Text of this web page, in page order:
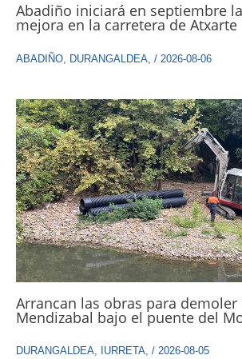
Abadiño iniciará en septiembre
mejora en la carretera de Atxarte
ABADIÑO DURANGALDEA / 2026-08-06
Arrancan las obras para demoler
Mendizabal bajo el puente del
DURANGALDEA, IURRETA, / 2026-08-05